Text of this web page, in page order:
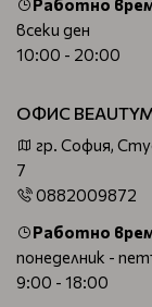
Работно
всеки ден
10:00 - 20:00
ОФИС
гр. София,
7
0882009872
Работно
понеделник -
9:00 - 18:00